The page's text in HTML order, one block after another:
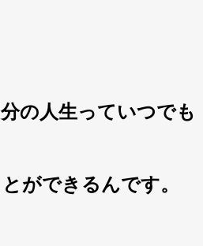
の人生っていつでも
ができるんです。